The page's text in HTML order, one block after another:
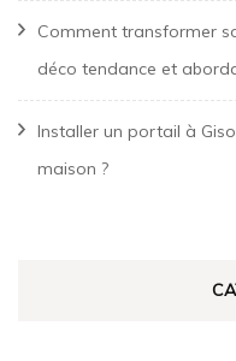
Comment transformer
déco tendance et
Installer un portail à
maison ?